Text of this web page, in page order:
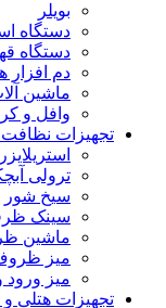
بویلر
دستگاه
دستگاه
دم افزار
ماشین
وافل و
تجهیزات
ترولی
سیخ شور
سینک
ماشین
میز
میز
تجهیزات هتلی